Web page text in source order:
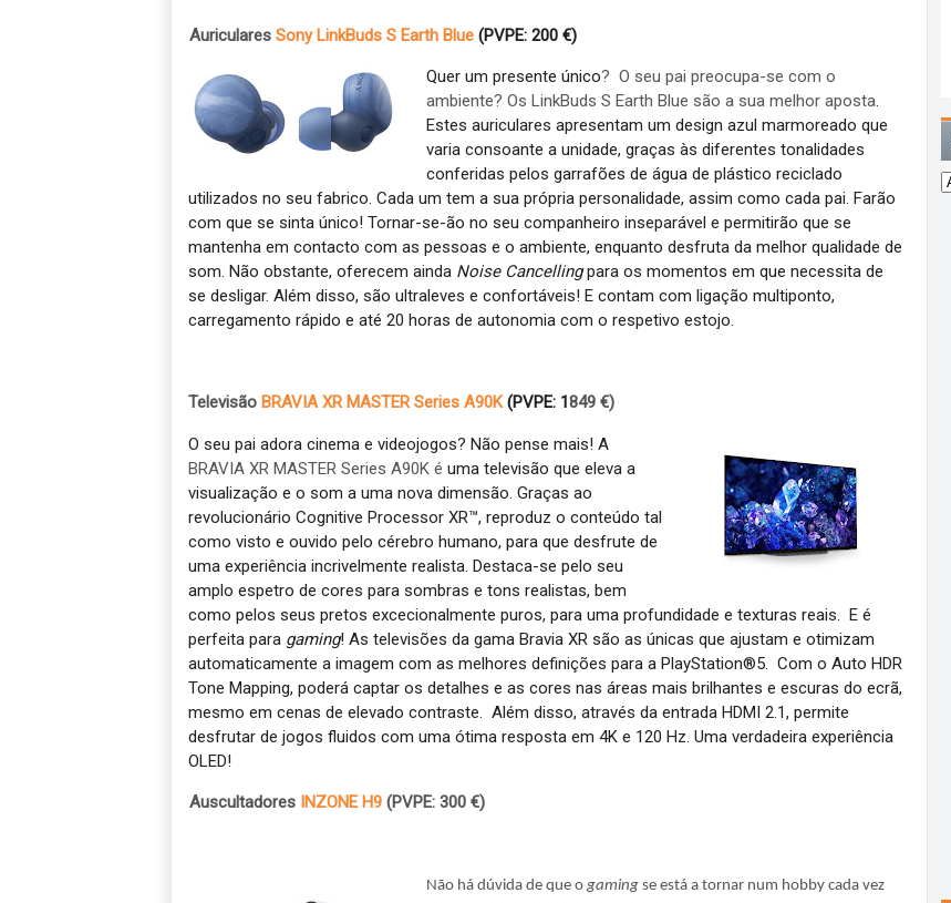
Auriculares Sony LinkBuds S Earth Blue (PVPE: 200 €)
Quer um presente único? O seu pai preocupa-se com o
ambiente? Os LinkBuds S Earth Blue são a sua melhor aposta.
Estes auriculares apresentam um design azul marmoreado que
varia consoante a unidade, graças às diferentes tonalidades
conferidas pelos garrafões de água de plástico reciclado
utilizados ​​no seu fabrico. Cada um tem a sua própria personalidade, assim como cada pai. Farão
com que se sinta único! Tornar-se-ão no seu companheiro inseparável ​​e permitirão que se
mantenha em contacto com as pessoas e o ambiente, enquanto desfruta da melhor qualidade de
som. Não obstante, oferecem ainda Noise Cancellingpara os momentos em que necessita de
se desligar. Além disso, são ultraleves e confortáveis! E contam com ligação multiponto,
carregamento rápido e até 20 horas de autonomia com o respetivo estojo.
Televisão BRAVIA XR MASTER Series A90K(PVPE: 1849 €)
O seu pai adora cinema e videojogos? Não pense mais! A
BRAVIA XR MASTER Series A90K é uma televisão que eleva a
visualização e o som a uma nova dimensão. Graças ao
revolucionário Cognitive Processor XR™, reproduz o conteúdo tal
como visto e ouvido pelo cérebro humano, para que desfrute de
uma experiência incrivelmente realista. Destaca-se pelo seu
amplo espetro de cores para sombras e tons realistas, bem
como pelos seus pretos excecionalmente puros, para uma profundidade e texturas reais. E é
perfeita para gaming! As televisões da gama Bravia XR são as únicas que ajustam e otimizam
automaticamente a imagem com as melhores definições para a PlayStation®5. Com o Auto HDR
Tone Mapping, poderá captar os detalhes e as cores nas áreas mais brilhantes e escuras do ecrã,
mesmo em cenas de elevado contraste. Além disso, através da entrada HDMI 2.1, permite
desfrutar de jogos fluidos com uma ótima resposta em 4K e 120 Hz. Uma verdadeira experiência
OLED!
Auscultadores INZONE H9(PVPE: 300 €)
Não há dúvida de que o gamingse está a tornar num hobby cada vez